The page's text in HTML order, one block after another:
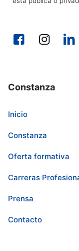
Constanza
Inicio
Constanza
Oferta formativa
Carreras
Prensa
Contacto